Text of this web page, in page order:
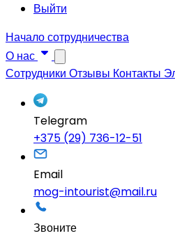
Выйти
Начало сотрудничества
О нас
Сотрудники Отзывы Контакты
Telegram
+375 (29) 736-12-51
Email
mog-intourist@mail.ru
Звоните